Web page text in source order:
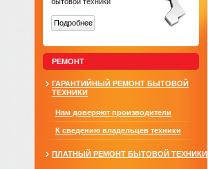
Подробнее
РЕМОНТ
ГАРАНТИЙНЫЙ РЕМОНТ БЫТОВОЙ
ТЕХНИКИ
Нам доверяют производители
К сведению владельцев техники
ПЛАТНЫЙ РЕМОНТ БЫТОВОЙ ТЕХНИКИ